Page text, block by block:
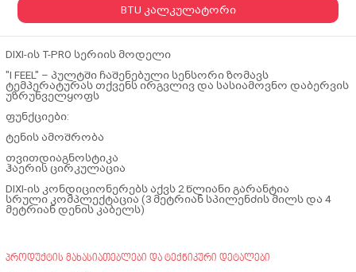
BTU კალკულატორი
DIXI-ის T-PRO სერიის მოდელი
"I FEEL" – პულტში ჩაშენებული სენსორი ზომავს
ტემპერატურას თქვენს ირგვლივ და სასიამოვნო დაბერვის
უზრუნველყოფს
ფუნქციები:
ტენის ამოშრობა
თვითდიაგნოსტიკა
ჰაერის ცირკულაცია
DIXI-ის კონდიციონერებს აქვს 2 წლიანი გარანტია
სრული კომპლექტაცია (3 მეტრიან სპილენძის მილს და 4
მეტრიან დენის კაბელს)
პროდუქტის მახასიათებლები და ტექნიკური დეტალები